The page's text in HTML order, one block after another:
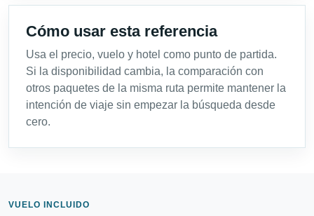
Cómo usar esta referencia
Usa el precio, vuelo y hotel como punto de partida.
Si la disponibilidad cambia, la comparación con
otros paquetes de la misma ruta permite mantener la
intención de viaje sin empezar la búsqueda desde
cero.
VUELO INCLUIDO